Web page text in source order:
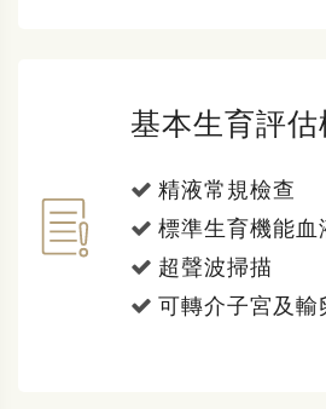
基本生育評估
精液常規檢查
標準生育機能血
超聲波掃描
可轉介子宮及輸